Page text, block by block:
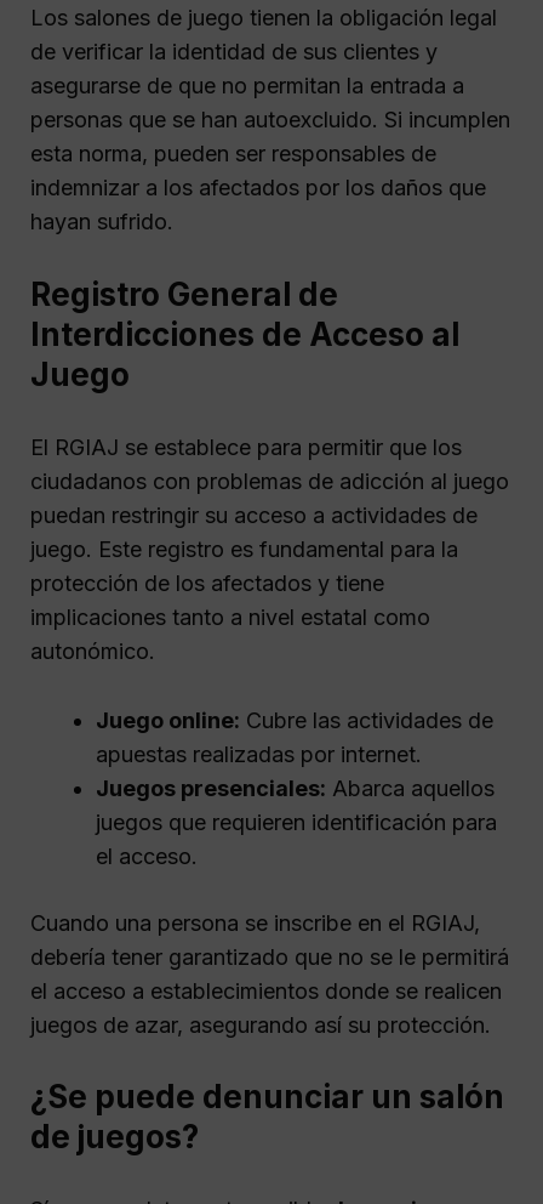
Los salones de juego tienen la obligación legal
de verificar la identidad de sus clientes y
asegurarse de que no permitan la entrada a
personas que se han autoexcluido. Si incumplen
esta norma, pueden ser responsables de
indemnizar a los afectados por los daños que
hayan sufrido.
Registro General de
Interdicciones de Acceso al
Juego
El RGIAJ se establece para permitir que los
ciudadanos con problemas de adicción al juego
puedan restringir su acceso a actividades de
juego. Este registro es fundamental para la
protección de los afectados y tiene
implicaciones tanto a nivel estatal como
autonómico.
Juego online: Cubre las actividades de
apuestas realizadas por internet.
Juegos presenciales: Abarca aquellos
juegos que requieren identificación para
el acceso.
Cuando una persona se inscribe en el RGIAJ,
debería tener garantizado que no se le permitirá
el acceso a establecimientos donde se realicen
juegos de azar, asegurando así su protección.
¿Se puede denunciar un salón
de juegos?